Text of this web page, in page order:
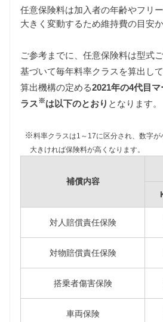
自動車税
自動車税は排気量によって異な
チはすべて同じ課税クラス（
また自動車税制改正により2019
登録された4代目マーチの自動
が、維持費は旧税額をもとに算
新税額（2019/10/1以
K13
重量税
重量税は車両重量によって異な
K13型マーチは500〜1000kg、
任意保険料は加入者の年齢やフリ
大きく変動するため維持費の目安
ご参考までに、任意保険料は型式
基づいて毎年料率クラスを算出し
算出機構の定める2021年の4代目
ラス※は以下のとおり となります。
※料率クラスは1～17に区分され、数字が
大きければ保険料が高くなります。
補償内容
対人賠償責任保険
対物賠償責任保険
搭乗者傷害保険
車両保険